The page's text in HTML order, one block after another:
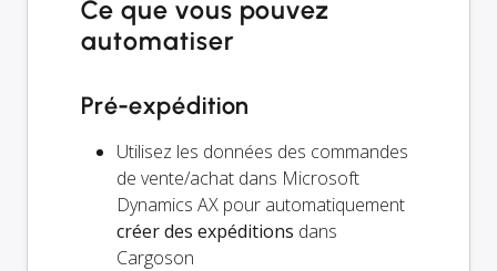
Ce que vous pouvez
automatiser
Pré-expédition
Utilisez les données des commandes
de vente/achat dans Microsoft
Dynamics AX pour automatiquement
créer des expéditions dans
Cargoson